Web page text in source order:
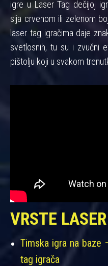
igre u Laser Tag dečijoj
sija crvenom ili zelenom
laser tag igračima daje
svetlosnih, tu su i zvučni
pištolju koji u svakom
VRSTE
Timska igra na baze
tag igrača